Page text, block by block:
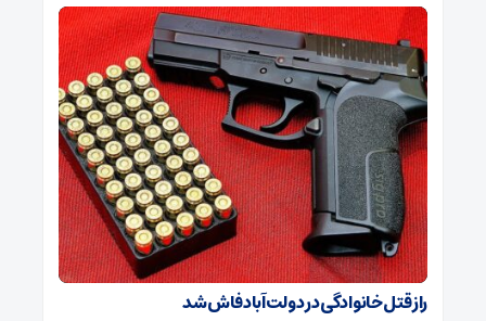
راز قتل خانوادگی در دولت‌آباد فاش شد